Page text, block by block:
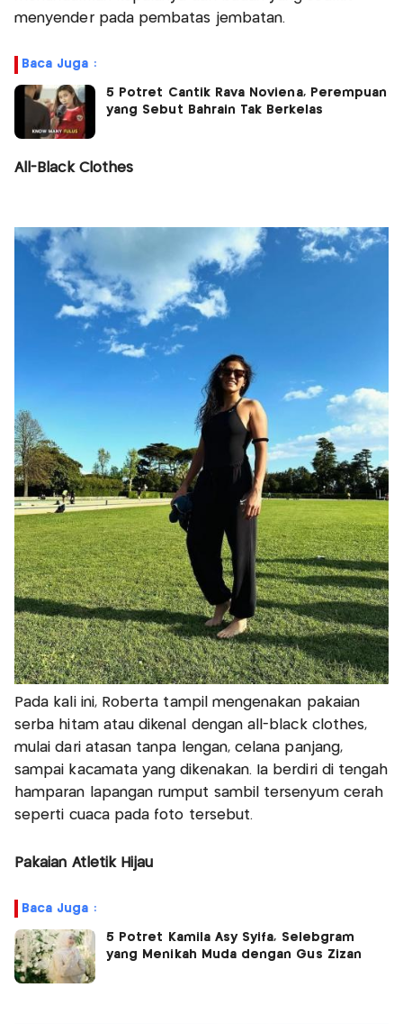
menyender pada pembatas jembatan.
Baca Juga :
5 Potret Cantik Rava Noviena, Perempuan
yang Sebut Bahrain Tak Berkelas
All-Black Clothes
Pada kali ini, Roberta tampil mengenakan pakaian
serba hitam atau dikenal dengan all-black clothes,
mulai dari atasan tanpa lengan, celana panjang,
sampai kacamata yang dikenakan. Ia berdiri di tengah
hamparan lapangan rumput sambil tersenyum cerah
seperti cuaca pada foto tersebut.
Pakaian Atletik Hijau
Baca Juga :
5 Potret Kamila Asy Syifa, Selebgram
yang Menikah Muda dengan Gus Zizan